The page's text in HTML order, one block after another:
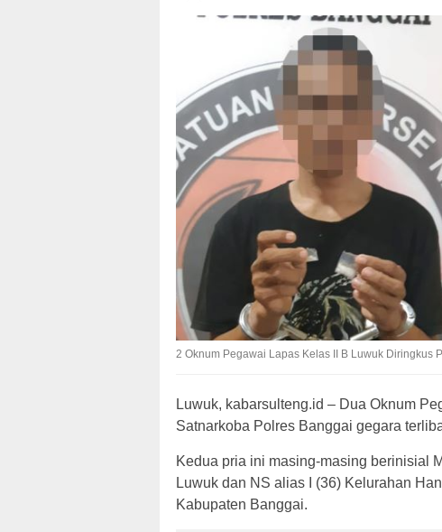
2 Oknum Pegawai Lapas Kelas II B Luwuk Diringkus
Luwuk, kabarsulteng.id – Dua Oknum
Satnarkoba Polres Banggai gegara
Kedua pria ini masing-masing berinisial
Luwuk dan NS alias I (36) Kelurahan
Kabupaten Banggai.